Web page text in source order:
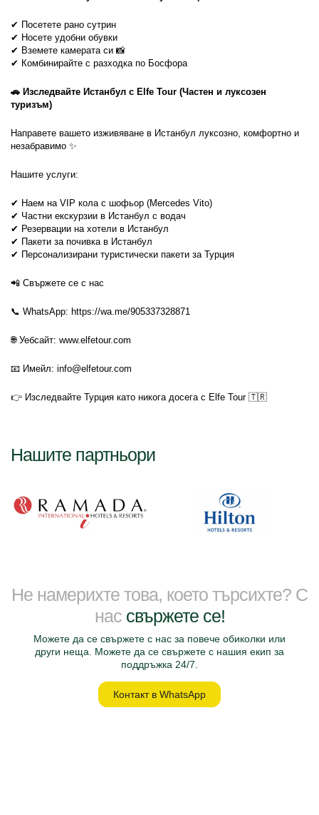
✔ Посетете рано сутрин
✔ Носете удобни обувки
✔ Вземете камерата си 📸
✔ Комбинирайте с разходка по Босфора
🚗 Изследвайте Истанбул с Elfe Tour (Частен и луксозен
туризъм)
Направете вашето изживяване в Истанбул луксозно, комфортно и
незабравимо ✨
Нашите услуги:
✔ Наем на VIP кола с шофьор (Mercedes Vito)
✔ Частни екскурзии в Истанбул с водач
✔ Резервации на хотели в Истанбул
✔ Пакети за почивка в Истанбул
✔ Персонализирани туристически пакети за Турция
📲 Свържете се с нас
📞 WhatsApp: https://wa.me/905337328871
🌐 Уебсайт: www.elfetour.com
📧 Имейл: info@elfetour.com
👉 Изследвайте Турция като никога досега с Elfe Tour 🇹🇷
Нашите партньори
Не намерихте това, което търсихте? С
нас свържете се!
Можете да се свържете с нас за повече обиколки или
други неща. Можете да се свържете с нашия екип за
поддръжка 24/7.
Контакт в WhatsApp